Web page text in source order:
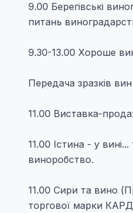
9.00 Берегівські
питань
9.30-13.00 Хороше
Передача зразків
11.00 Виставка-
11.00 Істина - у
виноробство.
11.00 Сири та вино
торгової марки